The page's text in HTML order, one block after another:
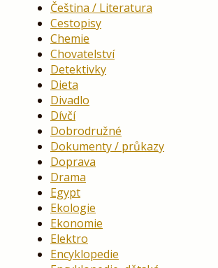
Čeština / Literatura
Cestopisy
Chemie
Chovatelství
Detektivky
Dieta
Divadlo
Dívčí
Dobrodružné
Dokumenty / průkazy
Doprava
Drama
Egypt
Ekologie
Ekonomie
Elektro
Encyklopedie